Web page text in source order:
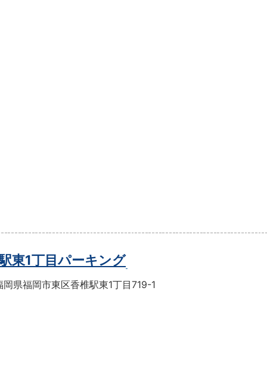
東1丁目パーキング
岡県福岡市東区香椎駅東1丁目719-1